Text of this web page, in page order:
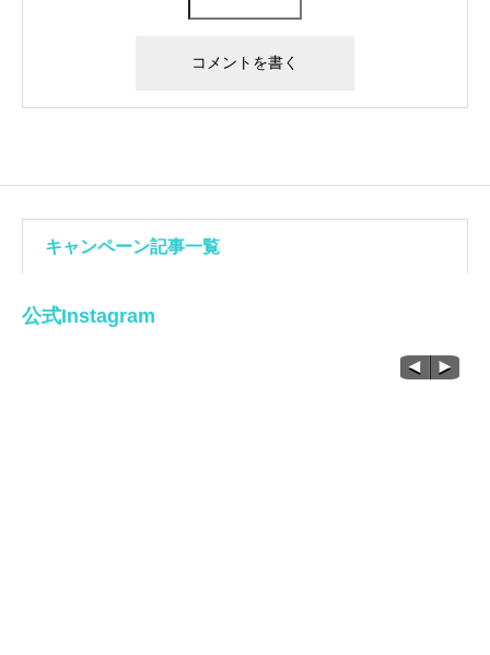
キャンペーン記事一覧
公式Instagram